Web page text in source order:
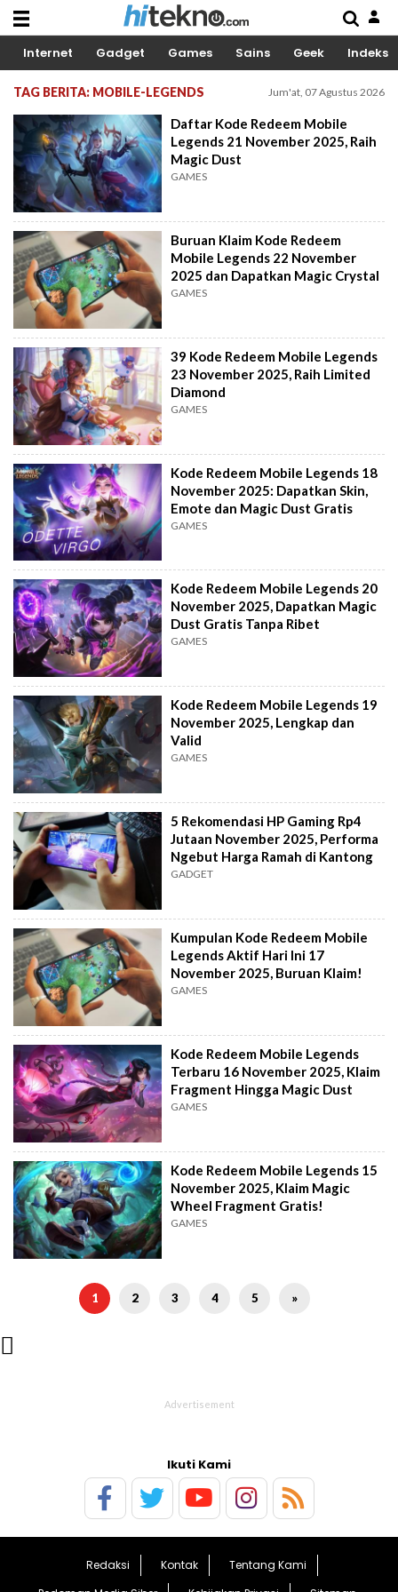
Internet Gadget Games Sains Geek Indeks
TAG BERITA: MOBILE-LEGENDS Jum'at, 07 Agustus 2026
Daftar Kode Redeem Mobile
Legends 21 November 2025, Raih
Magic Dust
GAMES
Buruan Klaim Kode Redeem
Mobile Legends 22 November
2025 dan Dapatkan Magic Crystal
GAMES
39 Kode Redeem Mobile Legends
23 November 2025, Raih Limited
Diamond
GAMES
Kode Redeem Mobile Legends 18
November 2025: Dapatkan Skin,
Emote dan Magic Dust Gratis
GAMES
Kode Redeem Mobile Legends 20
November 2025, Dapatkan Magic
Dust Gratis Tanpa Ribet
GAMES
Kode Redeem Mobile Legends 19
November 2025, Lengkap dan
Valid
GAMES
5 Rekomendasi HP Gaming Rp4
Jutaan November 2025, Performa
Ngebut Harga Ramah di Kantong
GADGET
Kumpulan Kode Redeem Mobile
Legends Aktif Hari Ini 17
November 2025, Buruan Klaim!
GAMES
Kode Redeem Mobile Legends
Terbaru 16 November 2025, Klaim
Fragment Hingga Magic Dust
GAMES
Kode Redeem Mobile Legends 15
November 2025, Klaim Magic
Wheel Fragment Gratis!
GAMES
1 2 3 4 5 »

Ikuti Kami
Redaksi Kontak
Tentang Kami